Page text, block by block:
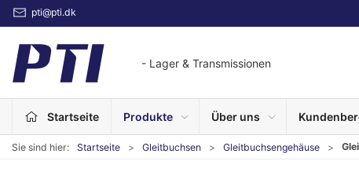
pti@pti.dk
- Lager & Transmissionen
Startseite Produkte Über uns
Sie sind hier: Startseite Gleitbuchsen Gleitbuchsengehäuse